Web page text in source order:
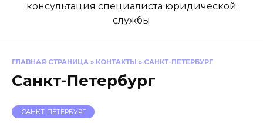
консультация специалиста юридической
службы
ГЛАВНАЯ СТРАНИЦА » КОНТАКТЫ » САНКТ-ПЕТЕРБУРГ
Санкт-Петербург
САНКТ-ПЕТЕРБУРГ